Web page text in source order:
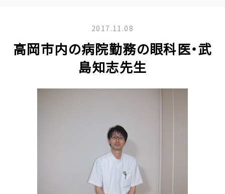
2017.11.08
高岡市内の病院勤務の眼科医・武
島知志先生